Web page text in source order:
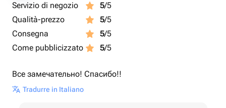
Servizio di negozio 5/5
Qualità-prezzo
5/5
Consegna
5/5
Come pubblicizzato
5/5
Все замечательно! Спасибо!!
Tradurre in Italiano